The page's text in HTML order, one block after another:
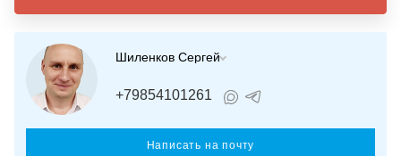
Шиленков Сергей
+79854101261
Написать на почту